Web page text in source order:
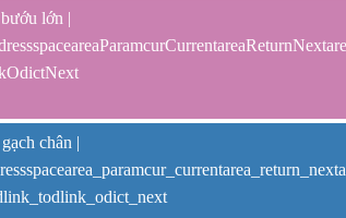
lớn |
chân |